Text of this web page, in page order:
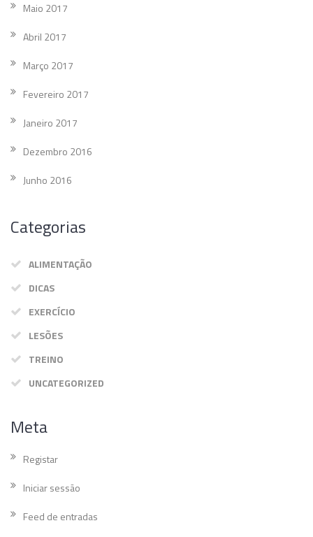
Maio 2017
Abril 2017
Março 2017
Fevereiro 2017
Janeiro 2017
Dezembro 2016
Junho 2016
Categorias
ALIMENTAÇÃO
DICAS
EXERCÍCIO
LESÕES
TREINO
UNCATEGORIZED
Meta
Registar
Iniciar sessão
Feed de entradas